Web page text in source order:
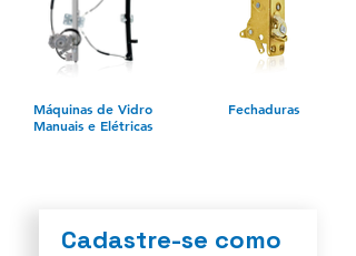
Máquinas de Vidro
Manuais e Elétricas
Fechaduras
Cadastre-se como